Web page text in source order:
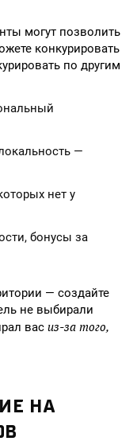
могут позволить
конкурировать
по другим
—
нет у
бонусы за
— создайте
не выбирали
вас из-за того,
НА